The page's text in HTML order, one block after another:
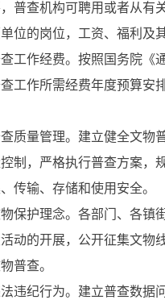
普查机构可聘用或者从有
位的岗位，工资、福利及
查工作经费。按照国务院
工作所需经费年度预算
查质量管理。建立健全文
制，严格执行普查方案，
传输、存储和使用安全。
物保护理念。各部门、各
动的开展，公开征集文物
普查。
法违纪行为。建立普查数